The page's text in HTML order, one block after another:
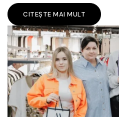
CITEȘTE MAI MULT